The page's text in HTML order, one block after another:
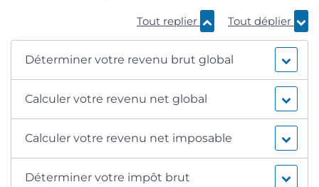
Tout replier Tout déplier
Déterminer votre revenu brut global
Calculer votre revenu net global
Calculer votre revenu net imposable
Déterminer votre impôt brut